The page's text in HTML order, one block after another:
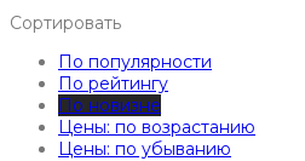
Сортировать
По популярности
По рейтингу
По новизне
Цены: по возрастанию
Цены: по убыванию